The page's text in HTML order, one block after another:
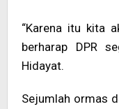
“Karena itu kita
berharap DPR
Hidayat.
Sejumlah ormas